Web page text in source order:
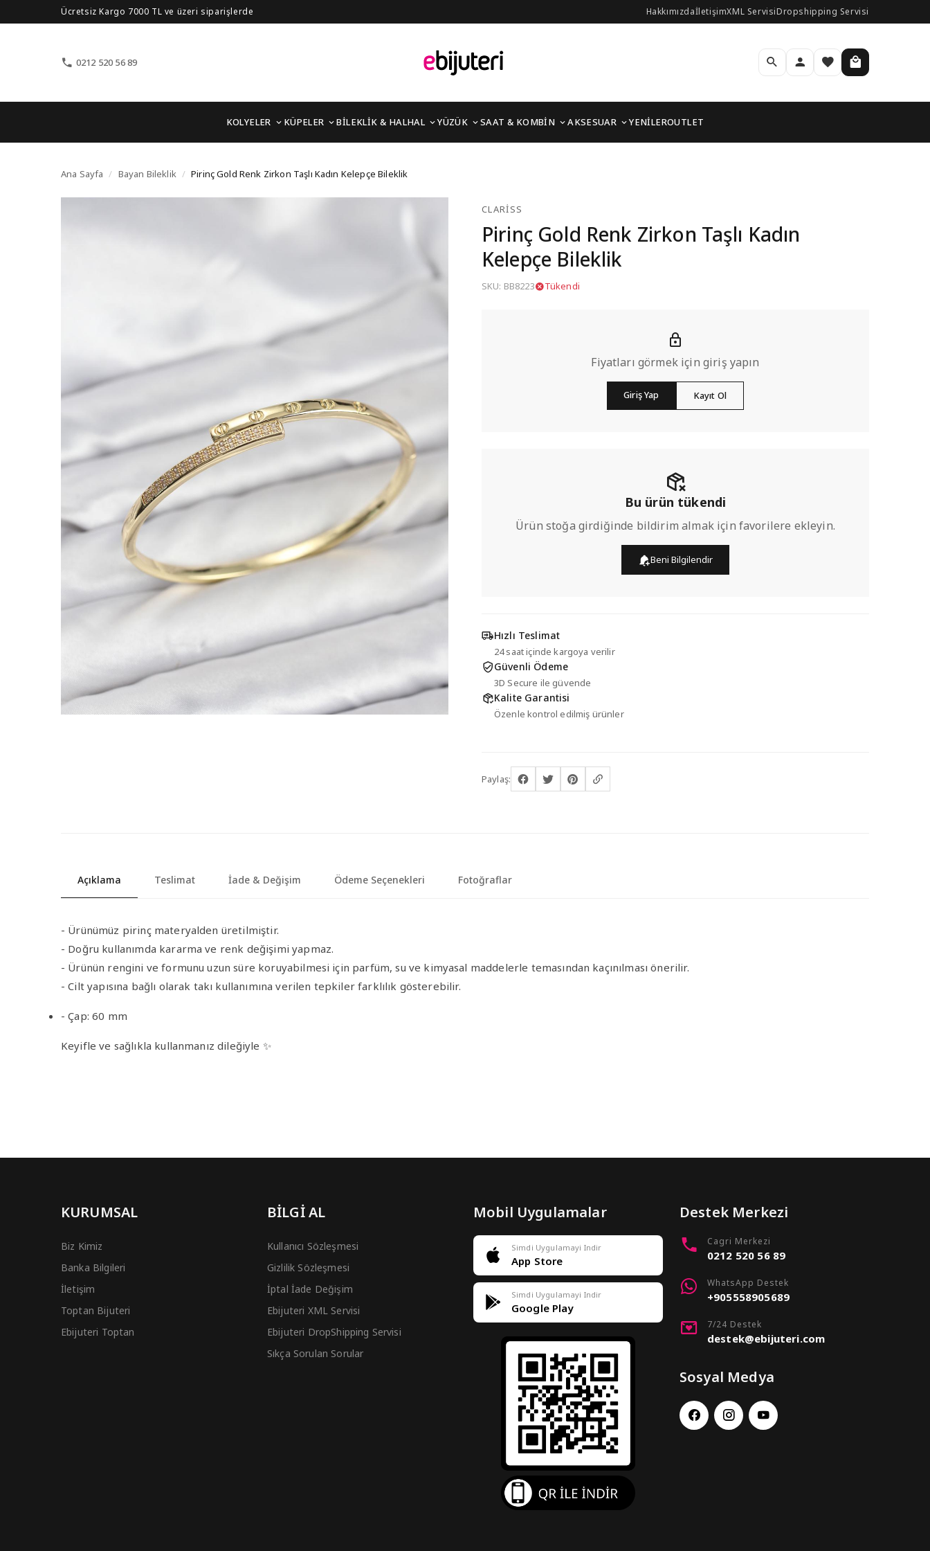
Ücretsiz Kargo 7000 TL ve üzeri siparişlerde HakkımızdaİletişimXML ServisiDropshipping Servisi
0212 520 56 89
KOLYELER KÜPELER BİLEKLİK & HALHAL YÜZÜK SAAT & KOMBİN AKSESUAR YENİLEROUTLET
Pirinç Gold Renk Zirkon Taşlı Kadın Kelepçe Bileklik
Ana Sayfa / Bayan Bileklik / Pirinç Gold Renk Zirkon Taşlı Kadın Kelepçe Bileklik
CLARISS
Pirinç Gold Renk Zirkon Taşlı Kadın
Kelepçe Bileklik
SKU: BB8223 Tükendi
Fiyatları görmek için giriş yapın
Giriş Yap Kayıt Ol
Bu ürün tükendi
Ürün stoğa girdiğinde bildirim almak için favorilere ekleyin.
Beni Bilgilendir
Hızlı Teslimat
24 saat içinde kargoya verilir
Güvenli Ödeme
3D Secure ile güvende
Kalite Garantisi
Özenle kontrol edilmiş ürünler
Paylaş:
Açıklama Teslimat İade & Değişim Ödeme Seçenekleri Fotoğraflar
- Ürünümüz pirinç materyalden üretilmiştir.
- Doğru kullanımda kararma ve renk değişimi yapmaz.
- Ürünün rengini ve formunu uzun süre koruyabilmesi için parfüm, su ve kimyasal maddelerle temasından kaçınılması önerilir.
- Cilt yapısına bağlı olarak takı kullanımına verilen tepkiler farklılık gösterebilir.
- Çap: 60 mm
Keyifle ve sağlıkla kullanmanız dileğiyle ✨
KURUMSAL
Biz Kimiz
Banka Bilgileri
İletişim
Toptan Bijuteri
Ebijuteri Toptan
BİLGİ AL
Kullanıcı Sözleşmesi
Gizlilik Sözleşmesi
İptal İade Değişim
Ebijuteri XML Servisi
Ebijuteri DropShipping Servisi
Sıkça Sorulan Sorular
Mobil Uygulamalar
Simdi Uygulamayi Indir
App Store
Simdi Uygulamayi Indir
Google Play
Destek Merkezi
Cagri Merkezi
0212 520 56 89
WhatsApp Destek
+905558905689
7/24 Destek
destek@ebijuteri.com
Sosyal Medya